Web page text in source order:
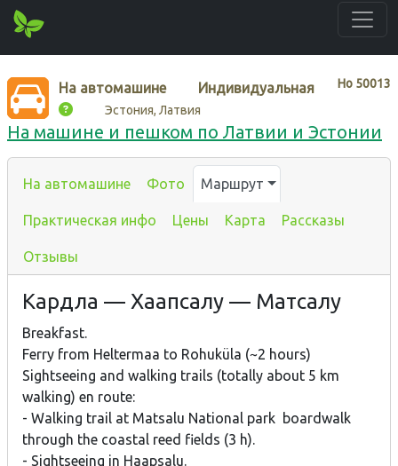
Нo 50013
На автомашине Индивидуальная
Эстония, Латвия
На машине и пешком по Латвии и Эстонии
На автомашине Фото Маршрут
Практическая инфо Цены Карта Рассказы
Отзывы
Кардла — Хаапсалу — Матсалу
Breakfast.
Ferry from Heltermaa to Rohuküla (~2 hours)
Sightseeing and walking trails (totally about 5 km
walking) en route:
- Walking trail at Matsalu National park boardwalk
through the coastal reed fields (3 h).
- Sightseeing in Haapsalu.